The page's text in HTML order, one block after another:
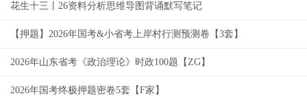
花生十三丨26资料分析思维导图背诵默写笔记
【押题】2026年国考&小省考上岸村行测预测卷【3套】
2026年山东省考《政治理论》时政100题【ZG】
2026年国考终极押题密卷5套【F家】